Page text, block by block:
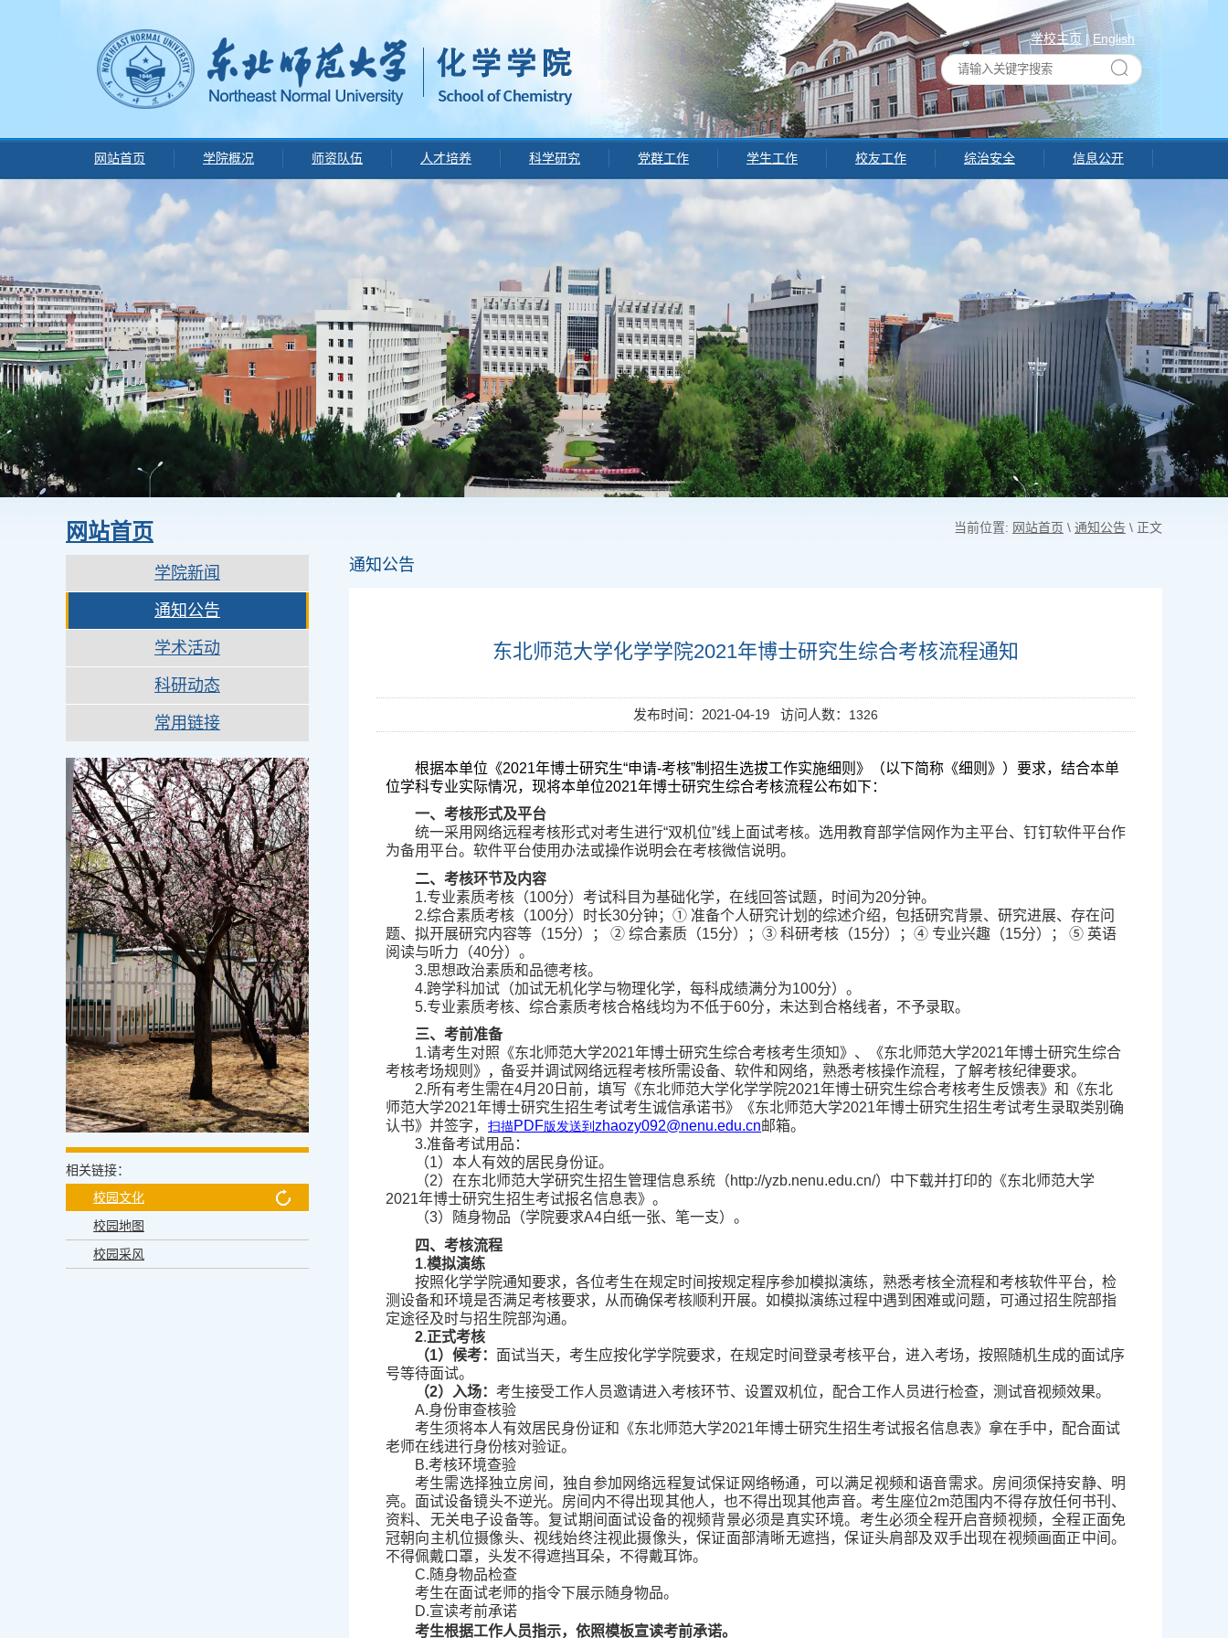
学校主页 |English
网站首页 学院概况 师资队伍 人才培养 科学研究 党群工作 学生工作 校友工作 综治安全 信息公开
网站首页
学院新闻
通知公告
学术活动
科研动态
常用链接
相关链接：
校园文化
校园地图
校园采风
当前位置: 网站首页 \ 通知公告 \ 正文
通知公告
东北师范大学化学学院2021年博士研究生综合考核流程通知
发布时间：2021-04-19 访问人数： 1326
根据本单位《2021年博士研究生“申请-考核”制招生选拔工作实施细则》（以下简称《细则》） 要求，结合本单
位学科专业实际情况，现将本单位2021年博士研究生综合考核流程公布如下：
一、考核形式及平台
统一采用网络远程考核形式对考生进行“双机位”线上面试考核。选用教育部学信网作为主平台、钉钉软件平台作
为备用平台。软件平台使用办法或操作说明会在考核微信说明。
二、考核环节及内容
1.专业素质考核（100分）考试科目为基础化学，在线回答试题，时间为20分钟。
2.综合素质考核（100分）时长30分钟； ① 准备个人研究计划的综述介绍，包括研究背景、研究进展、存在问
题、拟开展研究内容等（15分）； ② 综合素质（15分）； ③ 科研考核（15分）； ④ 专业兴趣（15分）； ⑤ 英语
阅读与听力（40分）。
3.思想政治素质和品德考核。
4.跨学科加试（加试无机化学与物理化学，每科成绩满分为100分）。
5.专业素质考核、综合素质考核合格线均为不低于60分，未达到合格线者，不予录取。
三、考前准备
1.请考生对照《东北师范大学2021年博士研究生综合考核考生须知》、《东北师范大学2021年博士研究生综合
考核考场规则》
， 备妥并调试网络远程考核所需设备、软件和网络，熟悉考核操作流程，了解考核纪律要求。
2.所有考生需在4月 20 日前，填写《东北师范大学化学学院2021年博士研究生综合考核考生反馈表》和《东北
师范大学2021年博士研究生招生考试考生诚信承诺书》《东北师范大学2021年博士研究生招生考试考生录取类别确
认书》并签字， 扫描PDF版发送到zhaozy092@nenu.edu.cn邮箱。
3.准备考试用品：
（1）本人有效的居民身份证。
（2）在东北师范大学研究生招生管理信息系统（http://yzb.nenu.edu.cn/）中下载并打印的《东北师范大学
2021年博士研究生招生考试报名信息表》。
（3）随身物品（学院要求A4白纸一张、笔一支）。
四、考核流程
1.模拟演练
按照化学学院通知要求，各位考生在规定时间按规定程序参加模拟演练，熟悉考核全流程和考核软件平台，检
测设备和环境是否满足考核要求，从而确保考核顺利开展。如模拟演练过程中遇到困难或问题，可通过招生院部指
定途径及时与招生院部沟通。
2.正式考核
（1）候考： 面试当天，考生应按化学学院要求，在规定时间登录考核平台，进入考场，按照随机生成的面试序
号等待面试。
（2）入场：考生接受工作人员邀请进入考核环节、设置双机位，配合工作人员进行检查，测试音视频效果。
A.身份审查核验
考生须将本人有效居民身份证和《东北师范大学2021年博士研究生招生考试报名信息表》拿在手中，配合面试
老师在线进行身份核对验证。
B.考核环境查验
考生需选择独立房间，独自参加网络远程复试保证网络畅通，可以满足视频和语音需求。房间须保持安静、明
亮。面试设备镜头不逆光。房间内不得出现其他人，也不得出现其他声音。考生座位2m范围内不得存放任何书刊、
资料、无关电子设备等。复试期间面试设备的视频背景必须是真实环境。考生必须全程开启音频视频，全程正面免
冠朝向主机位摄像头、视线始终注视此摄像头，保证面部清晰无遮挡，保证头肩部及双手出现在视频画面正中间。
不得佩戴口罩，头发不得遮挡耳朵，不得戴耳饰。
C.随身物品检查
考生在面试老师的指令下展示随身物品。
D.宣读考前承诺
考生根据工作人员指示，依照模板宣读考前承诺。